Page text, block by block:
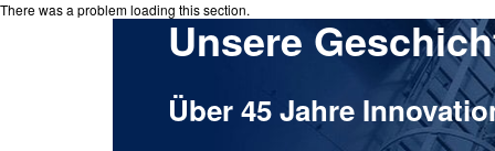
There was a problem loading this section.
Unsere
Über 45 Jahre